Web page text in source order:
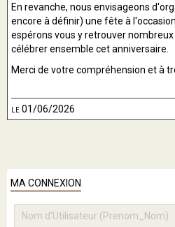
le 01/06/2026
En revanche, nous envisageons
encore à définir) une fête à
espérons vous y retrouver
célébrer ensemble cet anniversaire.
Merci de votre compréhension et à
MA CONNEXION